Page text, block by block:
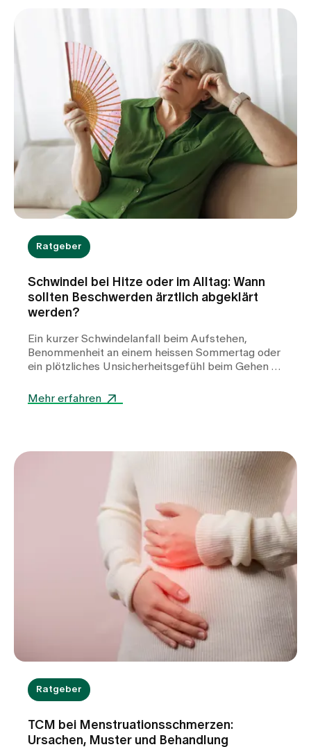
lebenswichtige Funktionen zu stabilisieren, die
Start ins Leben zu ermöglichen.
Ratgeber
Schwindel bei Hitze oder im Alltag: Wann
sollten Beschwerden ärztlich abgeklärt
werden?
Ein kurzer Schwindelanfall beim Aufstehen,
Benommenheit an einem heissen Sommertag oder
ein plötzliches Unsicherheitsgefühl beim Gehen –
Betroffene häufig verunsichern. Während Hitze
Ursachen dahinterstecken. Erfahren Sie, wann
Schwindel harmlos ist, welche Warnzeichen Sie
ernst nehmen sollten und wie wir Sie bei der
Abklärung unterstützen.
Mehr erfahren
Ratgeber
TCM bei Menstruationsschmerzen:
Ursachen, Muster und Behandlung